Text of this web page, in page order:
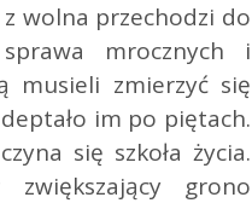
wolna przechodzi do
mrocznych i
musieli zmierzyć się
im po piętach.
się szkoła życia.
grono